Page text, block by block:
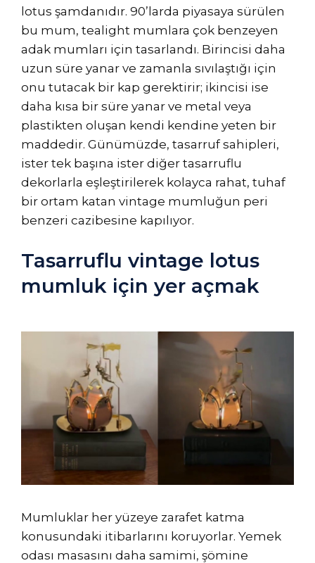
lotus şamdanıdır. 90’larda piyasaya sürülen
bu mum, tealight mumlara çok benzeyen
adak mumları için tasarlandı. Birincisi daha
uzun süre yanar ve zamanla sıvılaştığı için
onu tutacak bir kap gerektirir; ikincisi ise
daha kısa bir süre yanar ve metal veya
plastikten oluşan kendi kendine yeten bir
maddedir. Günümüzde, tasarruf sahipleri,
ister tek başına ister diğer tasarruflu
dekorlarla eşleştirilerek kolayca rahat, tuhaf
bir ortam katan vintage mumluğun peri
benzeri cazibesine kapılıyor.
Tasarruflu vintage lotus
mumluk için yer açmak
Mumluklar her yüzeye zarafet katma
konusundaki itibarlarını koruyorlar. Yemek
odası masasını daha samimi, şömine